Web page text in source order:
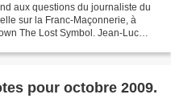
aux questions du journaliste du
sur la Franc-Maçonnerie, à
The Lost Symbol. Jean-Luc
pour octobre 2009.